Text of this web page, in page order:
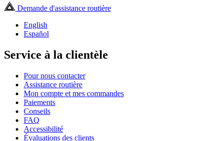
Demande d'assistance routière
English
Español
Service à la clientèle
Pour nous contacter
Assistance routière
Mon compte et mes commandes
Paiements
Conseils
FAQ
Accessibilité
Évaluations des clients